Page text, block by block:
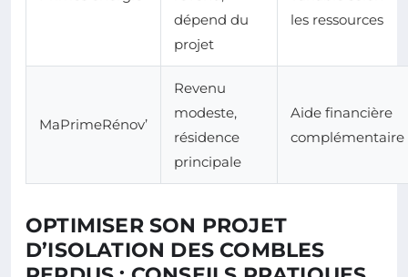
dépend du
projet
les ressources
MaPrimeRénov’
Revenu
modeste,
résidence
principale
Aide financière
complémentaire
OPTIMISER SON PROJET
D’ISOLATION DES COMBLES